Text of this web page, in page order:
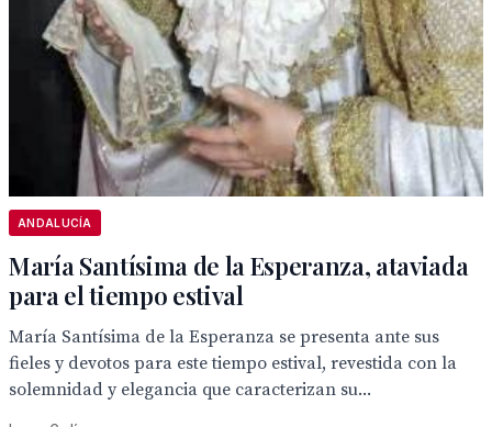
ANDALUCÍA
María Santísima de la Esperanza, ataviada
para el tiempo estival
María Santísima de la Esperanza se presenta ante sus
fieles y devotos para este tiempo estival, revestida con la
solemnidad y elegancia que caracterizan su...